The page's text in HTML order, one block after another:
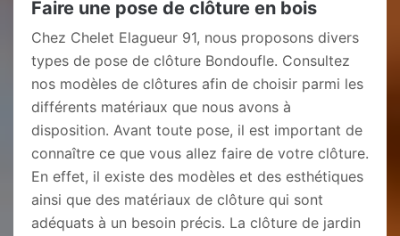
Faire une pose de clôture en bois
Chez Chelet Elagueur 91, nous proposons divers
types de pose de clôture Bondoufle. Consultez
nos modèles de clôtures afin de choisir parmi les
différents matériaux que nous avons à
disposition. Avant toute pose, il est important de
connaître ce que vous allez faire de votre clôture.
En effet, il existe des modèles et des esthétiques
ainsi que des matériaux de clôture qui sont
adéquats à un besoin précis. La clôture de jardin